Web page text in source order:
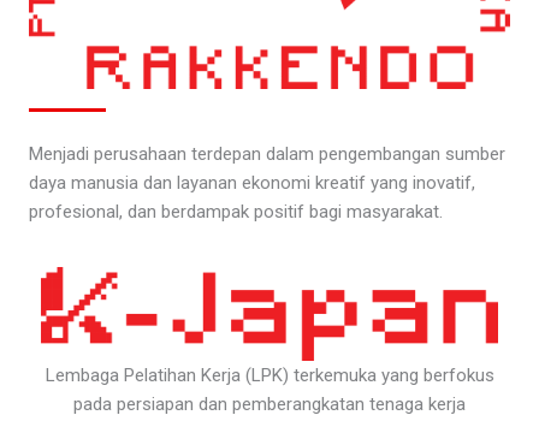
Menjadi perusahaan terdepan dalam pengembangan sumber
daya manusia dan layanan ekonomi kreatif yang inovatif,
profesional, dan berdampak positif bagi masyarakat.
Lembaga Pelatihan Kerja (LPK) terkemuka yang berfokus
pada persiapan dan pemberangkatan tenaga kerja